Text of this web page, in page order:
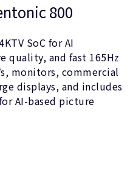
800
SoC for AI
quality, and fast 165Hz
monitors, commercial
displays, and includes
AI-based picture